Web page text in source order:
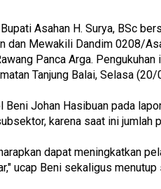
Asahan H. Surya, BSc
dan Mewakili Dandim 0208/
Panca Arga.
Tanjung Balai, Selasa
Johan Hasibuan pada
karena saat ini jumlah
dapat meningkatkan
ucap Beni sekaligus menutup